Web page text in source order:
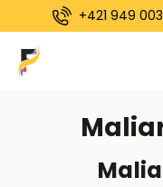
+421 949